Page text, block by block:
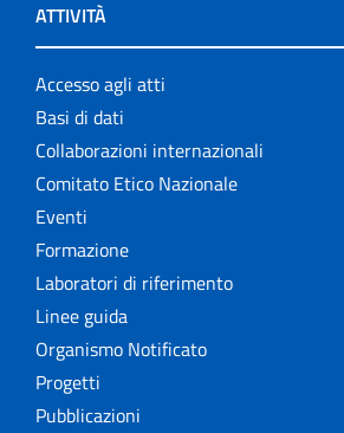
ATTIVITÀ
Accesso agli atti
Basi di dati
Collaborazioni internazionali
Comitato Etico Nazionale
Eventi
Formazione
Laboratori di riferimento
Linee guida
Organismo Notificato
Progetti
Pubblicazioni